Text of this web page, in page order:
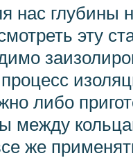
нас
эту
либо
же